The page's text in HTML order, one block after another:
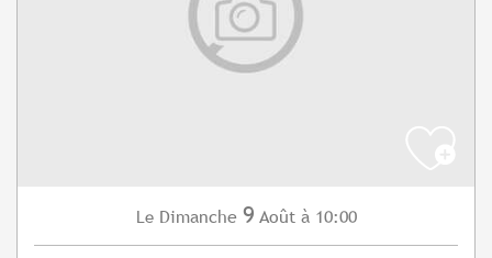
Le Dimanche 9 Août à 10:00